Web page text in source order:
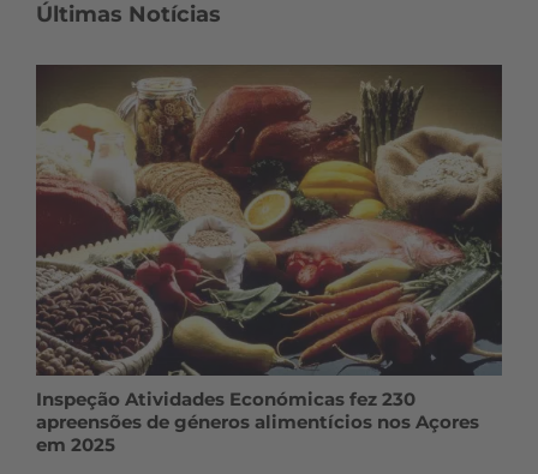
Últimas Notícias
Inspeção Atividades Económicas fez 230
apreensões de géneros alimentícios nos Açores
em 2025